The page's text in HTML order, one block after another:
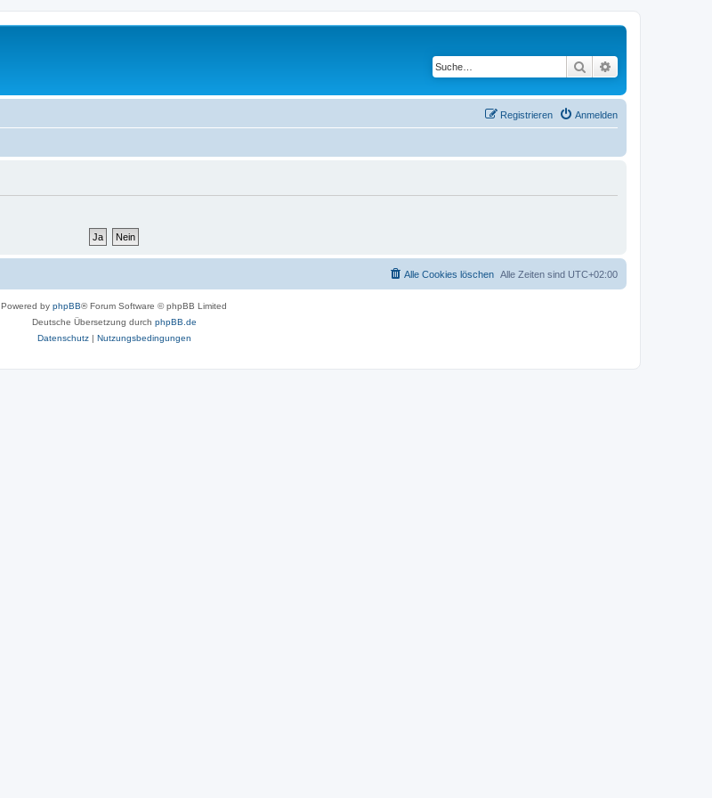
Suche
Anmelden
Registrieren
Alle Zeiten sind UTC+02:00
Alle Cookies löschen
Powered by phpBB® Forum Software © phpBB Limited
Deutsche Übersetzung durch phpBB.de
Datenschutz| Nutzungsbedingungen